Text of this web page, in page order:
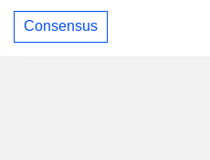
Consensus